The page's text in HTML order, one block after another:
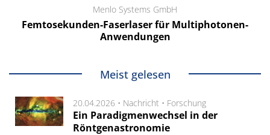
Menlo Systems GmbH
Femtosekunden-Faserlaser für Multiphotonen-
Anwendungen
Meist gelesen
20.04.2026 • Nachricht • Forschung
Ein Paradigmenwechsel in der
Röntgenastronomie